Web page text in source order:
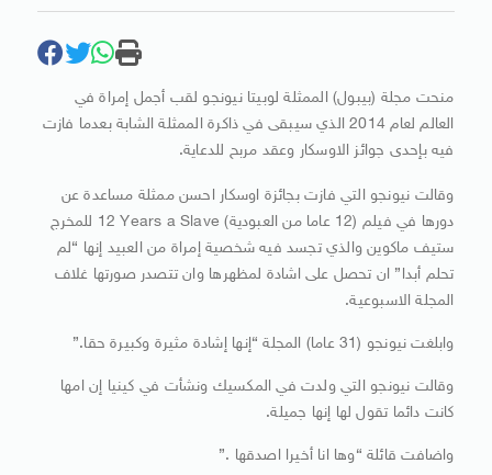
منحت مجلة (بيبول) الممثلة لوبيتا نيونجو لقب أجمل إمراة في
العالم لعام 2014 الذي سيبقى في ذاكرة الممثلة الشابة بعدما فازت
فيه بإحدى جوائز الاوسكار وعقد مربح للدعاية.
وقالت نيونجو التي فازت بجائزة اوسكار احسن ممثلة مساعدة عن
دورها في فيلم (12 عاما من العبودية) ‭ 12 Years a Slave‬للمخرج
ستيف ماكوين والذي تجسد فيه شخصية إمراة من العبيد إنها “لم
تحلم أبدا” ان تحصل على اشادة لمظهرها وان تتصدر صورتها غلاف
المجلة الاسبوعية.
وابلغت نيونجو (31 عاما) المجلة “إنها إشادة مثيرة وكبيرة حقا.”
وقالت نيونجو التي ولدت في المكسيك ونشأت في كينيا إن امها
كانت دائما تقول لها إنها جميلة.
واضافت قائلة “وها انا أخيرا اصدقها .”